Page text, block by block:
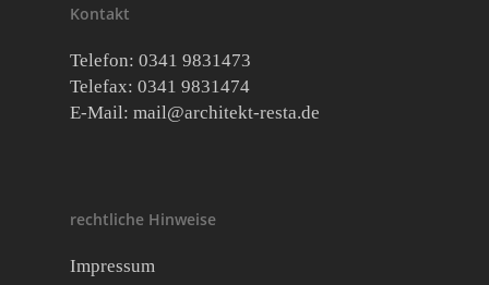
Kontakt
Telefon: 0341 9831473
Telefax: 0341 9831474
E-Mail: mail@architekt-resta.de
rechtliche Hinweise
Impressum